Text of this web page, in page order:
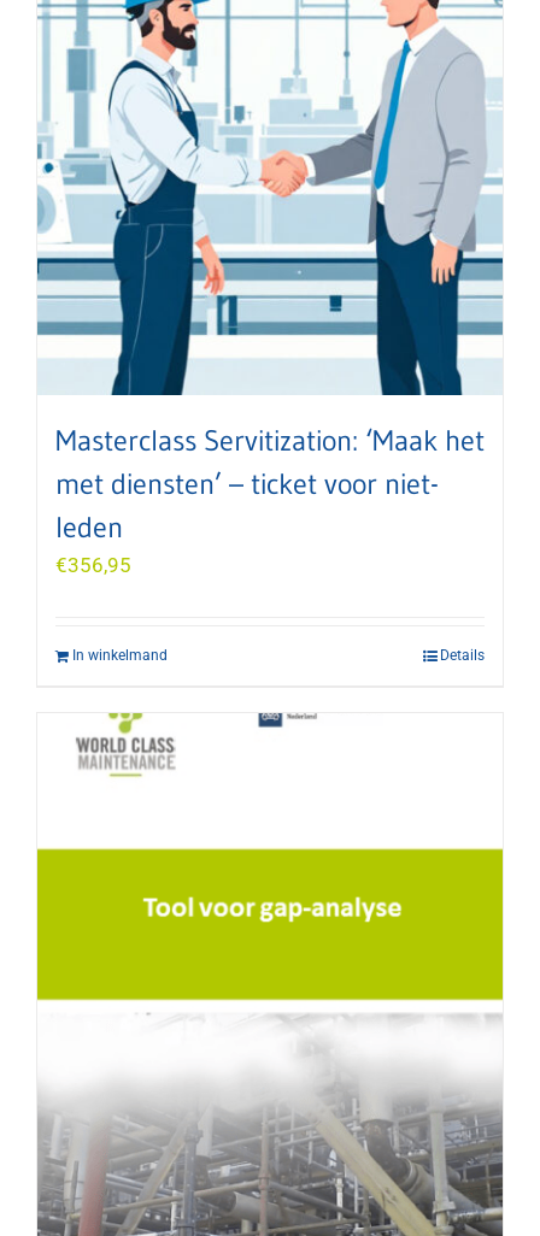
Masterclass Servitization: ‘Maak het
met diensten’ – ticket voor niet-
leden
€356,95
In winkelmand Details